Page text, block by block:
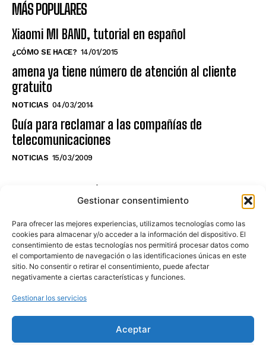
Gestionar consentimiento
Para ofrecer las mejores experiencias, utilizamos tecnologías como las
cookies para almacenar y/o acceder a la información del dispositivo. El
consentimiento de estas tecnologías nos permitirá procesar datos como
el comportamiento de navegación o las identificaciones únicas en este
sitio. No consentir o retirar el consentimiento, puede afectar
negativamente a ciertas características y funciones.
Gestionar los servicios
Aceptar
MÁS POPULARES
Xiaomi MI BAND, tutorial en español
¿CÓMO SE HACE? 14/01/2015
amena ya tiene número de atención al cliente
gratuito
NOTICIAS 04/03/2014
Guía para reclamar a las compañías de
telecomunicaciones
NOTICIAS 15/03/2009
NO TE PIERDAS LO ÚLTIMO DEL CANAL
Haz clic en «Estoy de acuerdo» para
activar Youtube
POLÍTICA DE COOKIES